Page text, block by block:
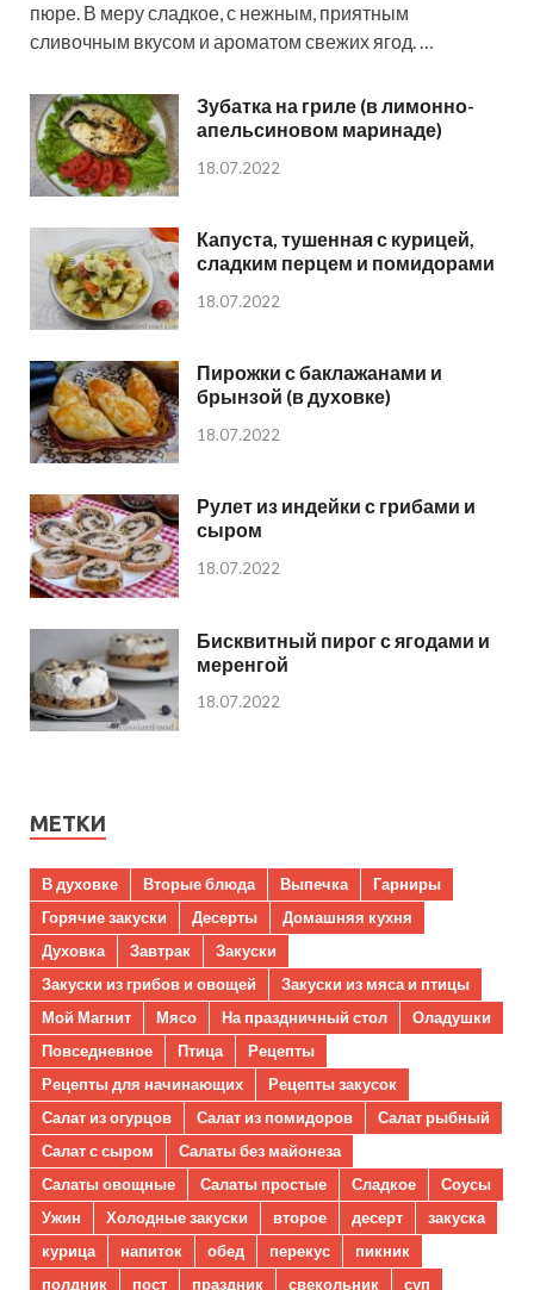
пюре. В меру сладкое, с нежным, приятным
сливочным вкусом и ароматом свежих ягод. …
Зубатка на гриле (в лимонно-
апельсиновом маринаде)
18.07.2022
Капуста, тушенная с курицей,
сладким перцем и помидорами
18.07.2022
Пирожки с баклажанами и
брынзой (в духовке)
18.07.2022
Рулет из индейки с грибами и
сыром
18.07.2022
Бисквитный пирог с ягодами и
меренгой
18.07.2022
МЕТКИ
В духовке Вторые блюда Выпечка
Гарниры
Горячие закуски
Десерты
Домашняя кухня
Духовка
Завтрак
Закуски
Закуски из грибов и овощей
Закуски из мяса и птицы
Мой Магнит
Мясо На праздничный стол
Оладушки
Повседневное
Птица
Рецепты
Рецепты для начинающих
Рецепты закусок
Салат из огурцов
Салат из помидоров
Салат рыбный
Салат с сыром
Салаты без майонеза
Салаты овощные
Салаты простые Сладкое
Соусы
Ужин
Холодные закуски второе десерт
закуска
курица
напиток обед перекус
пикник
полдник
пост праздник свекольник суп